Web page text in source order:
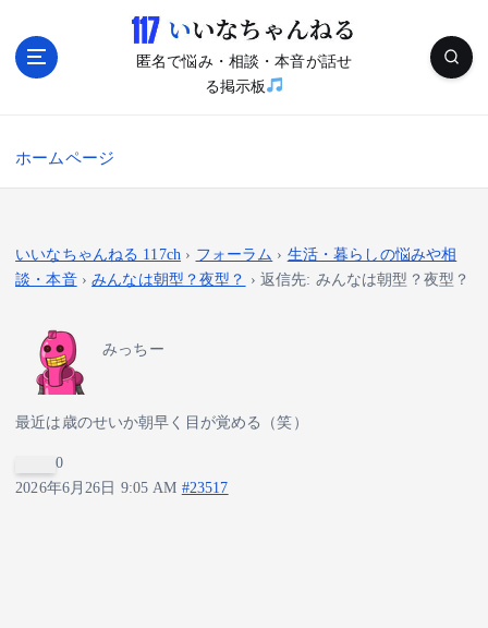
匿名で悩み・相談・本音が話せ
る掲示板
ホームページ
いいなちゃんねる 117ch › フォーラム › 生活・暮らしの悩みや相
談・本音 › みんなは朝型？夜型？ › 返信先: みんなは朝型？夜型？
2026年6月26日 9:05 AM #23517
みっちー
最近は歳のせいか朝早く目が覚める（笑）
0